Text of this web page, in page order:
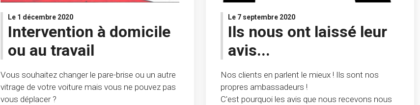
Le 1 décembre 2020
Intervention à domicile
ou au travail
Vous souhaitez changer le pare-brise ou un autre
vitrage de votre voiture mais vous ne pouvez pas
vous déplacer ?
Le 7 septembre 2020
Ils nous ont laissé leur
avis...
Nos clients en parlent le mieux ! Ils sont nos
propres ambassadeurs !
C'est pourquoi les avis que nous recevons nous